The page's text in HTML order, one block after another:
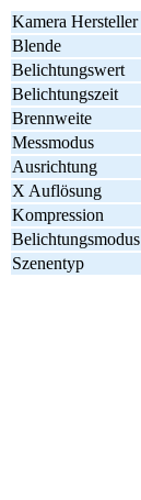
Kamera Hersteller
Blende
Belichtungswert
Belichtungszeit
Brennweite
Messmodus
Ausrichtung
X Auflösung
Kompression
Belichtungsmodus
Szenentyp